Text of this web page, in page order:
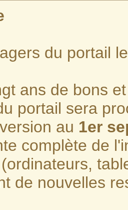
du portail
ans de bons
portail sera
au 1er
complète de
de nouvelles